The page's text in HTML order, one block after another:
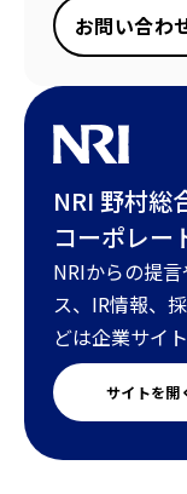
お問い合わ
NRI 野村総
コーポレー
NRIからの提
ス、IR情報、
どは企業サイ
サイトを開